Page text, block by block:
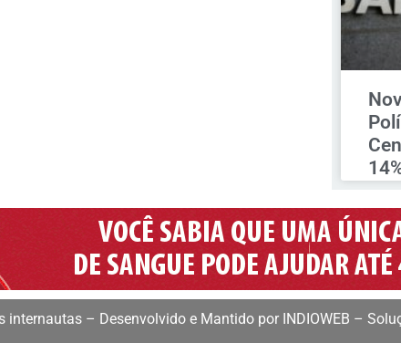
internautas – Desenvolvido e Mantido por INDIOWEB –